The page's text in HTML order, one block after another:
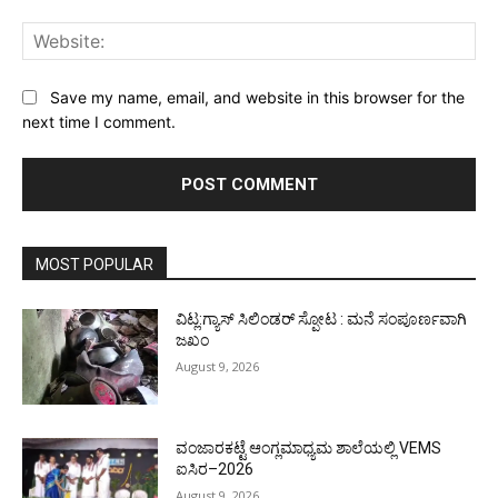
Save my name, email, and website in this browser for the
next time I comment.
MOST POPULAR
ವಿಟ್ಲ:ಗ್ಯಾಸ್ ಸಿಲಿಂಡರ್ ಸ್ಪೋಟ : ಮನೆ ಸಂಪೂರ್ಣವಾಗಿ
ಜಖಂ
August 9, 2026
ವಂಜಾರಕಟ್ಟೆ ಆಂಗ್ಲಮಾಧ್ಯಮ ಶಾಲೆಯಲ್ಲಿ VEMS
ಐಸಿರ–2026